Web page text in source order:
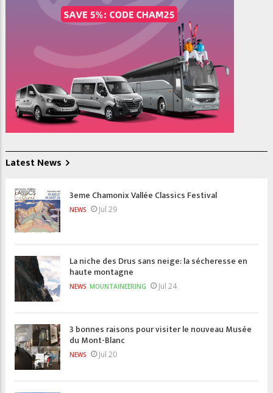
Latest News
3eme Chamonix Vallée Classics Festival
NEWS Jul 29
La niche des Drus sans neige: la sécheresse en
haute montagne
NEWS MOUNTAINEERING Jul 24
3 bonnes raisons pour visiter le nouveau Musée
du Mont-Blanc
NEWS Jul 20